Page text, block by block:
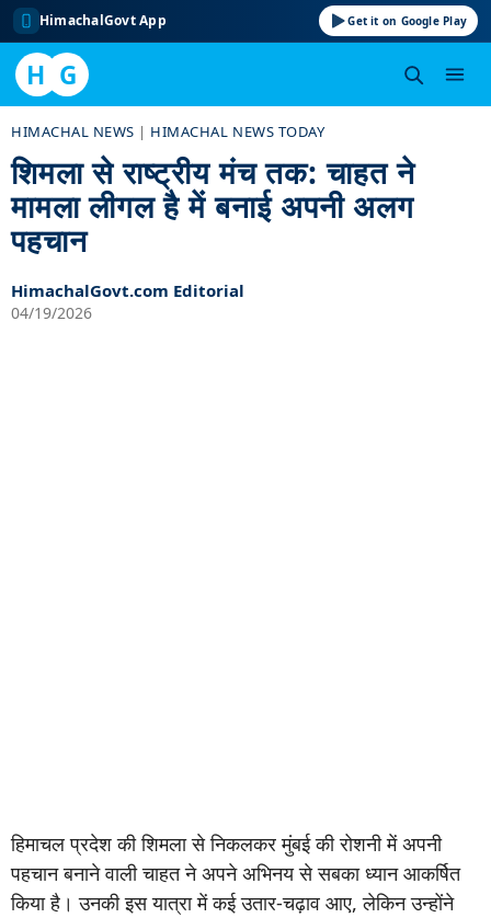
HimachalGovt App Get it on Google Play
H G
content
HIMACHAL NEWS | HIMACHAL NEWS TODAY
शिमला से राष्ट्रीय मंच तक: चाहत ने
मामला लीगल है में बनाई अपनी अलग
पहचान
HimachalGovt.com Editorial
04/19/2026
हिमाचल प्रदेश की शिमला से निकलकर मुंबई की रोशनी में अपनी
पहचान बनाने वाली चाहत ने अपने अभिनय से सबका ध्यान आकर्षित
किया है। उनकी इस यात्रा में कई उतार-चढ़ाव आए, लेकिन उन्होंने